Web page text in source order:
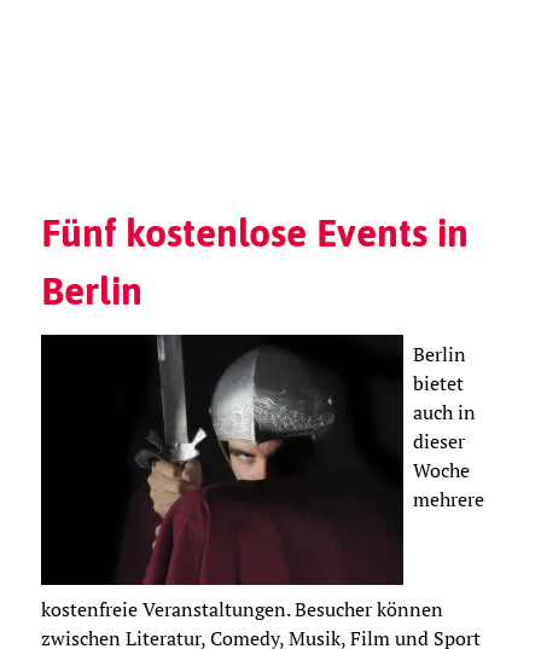
Fünf kostenlose Events in
Berlin
Berlin
bietet
auch in
dieser
Woche
mehrere
kostenfreie Veranstaltungen. Besucher können
zwischen Literatur, Comedy, Musik, Film und Sport